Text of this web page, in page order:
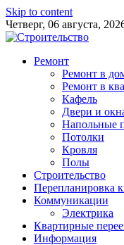
Skip to content
Четверг, 06 августа,
Ремонт
Ремонт в
Ремонт в
Кафель
Двери и
Напольные
Потолки
Кровля
Полы
Строительство
Перепланировка
Коммуникации
Электрика
Квартирные
Информация